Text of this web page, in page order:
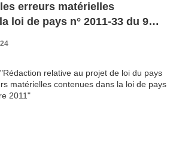
erreurs matérielles
loi de pays n° 2011-33 du 9